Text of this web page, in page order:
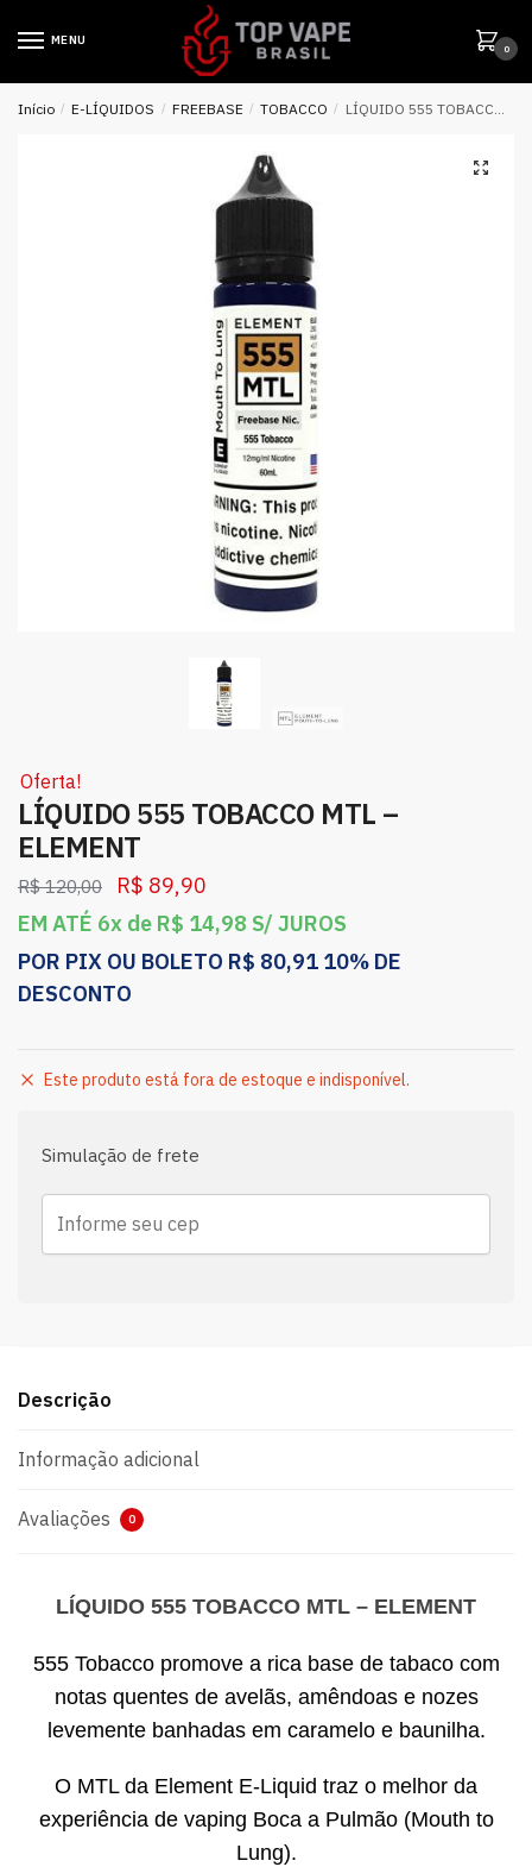
MENU
0
Início / E-LÍQUIDOS / FREEBASE / TOBACCO / LÍQUIDO 555 TOBACCO MTL – ELEMENT
Oferta!
LÍQUIDO 555 TOBACCO MTL –
ELEMENT
R$120,00 R$ 89,90
EM ATÉ 6x de R$ 14,98 S/ JUROS
POR PIX OU BOLETO R$ 80,91 10% DE
DESCONTO
Este produto está fora de estoque e indisponível.
Simulação de frete
Descrição
Informação adicional
Avaliações 0
LÍQUIDO 555 TOBACCO MTL – ELEMENT
555 Tobacco promove a rica base de tabaco com
notas quentes de avelãs, amêndoas e nozes
levemente banhadas em caramelo e baunilha.
O MTL da Element E-Liquid traz o melhor da
experiência de vaping Boca a Pulmão (Mouth to
Lung).